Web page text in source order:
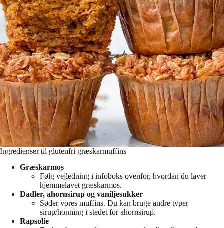
Ingredienser til glutenfri græskarmuffins
Græskarmos
Følg vejledning i infoboks ovenfor, hvordan du laver
hjemmelavet græskarmos.
Dadler, ahornsirup og vaniljesukker
Søder vores muffins. Du kan bruge andre typer
sirup/honning i stedet for ahornsirup.
Rapsolie